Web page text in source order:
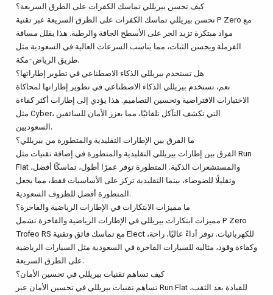
كيف تحسن بيريللي تماسك الكفرات على الطرق السريعة؟
تحسن بيريللي تماسك الكفرات على الطرق السريعة عبر تقنية P Zero مع
مواد مبتكرة تزيد الجر على الأسطح الجافة والرطبة. هذا يقلل مسافة
الفرملة ويحسن الثبات، مما يناسب السرعات العالية في السعودية مثل
طريق الرياض-مكة.
هل تستخدم بيريللي الذكاء الاصطناعي في تطوير إطاراتها؟
نعم، تستخدم بيريللي الذكاء الاصطناعي في تطوير إطاراتها لمحاكاة
الاختبارات الافتراضية وتحسين التصاميم. هذا يؤدي إلى إطارات أكثر كفاءة
مثل Cyber، التي تكشف التآكل تلقائيًا، مما يعزز الأمان للسائقين
السعوديين.
ما الفرق بين الإطارات التقليدية والمتطورة من بيريللي؟
الفرق بين إطارات بيريللي التقليدية والمتطورة في إضافة تقنيات مثل Run
Flat والمستشعرات الذكية. المتطورة توفر عمرًا أطول، تماسكًا أفضل،
وتقليلًا للضوضاء، بينما التقليدية تركز على الأساسيات فقط، مما يجعل
المتطورة أفضل للظروف السعودية.
ما مميزات الابتكارات في الإطارات الرياضية والفاخرة؟
مميزات ابتكارات بيريللي في الإطارات الرياضية والفاخرة تشمل P Zero
Trofeo RS مع تماسك فائق وتقنية Elect للكهربائيات. توفر أداءً عاليًا، راحة،
وكفاءة وقود، مثالية للسيارات الفاخرة في السعودية مثل السيارات الرياضية
على الطرق السريعة.
كيف تساهم تقنيات بيريللي في تحسين الأمان؟
تساهم تقنيات بيريللي في تحسين الأمان عبر Run Flat للقيادة بعد الثقب،